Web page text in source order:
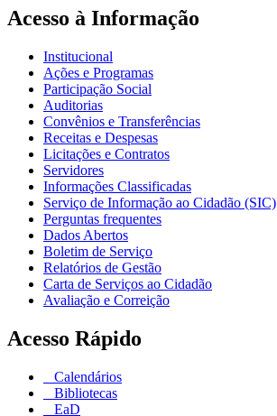
Acesso à Informação
Institucional
Ações e Programas
Participação Social
Auditorias
Convênios e Transferências
Receitas e Despesas
Licitações e Contratos
Servidores
Informações Classificadas
Serviço de Informação ao Cidadão (SIC)
Perguntas frequentes
Dados Abertos
Boletim de Serviço
Relatórios de Gestão
Carta de Serviços ao Cidadão
Avaliação e Correição
Acesso Rápido
Calendários
Bibliotecas
EaD